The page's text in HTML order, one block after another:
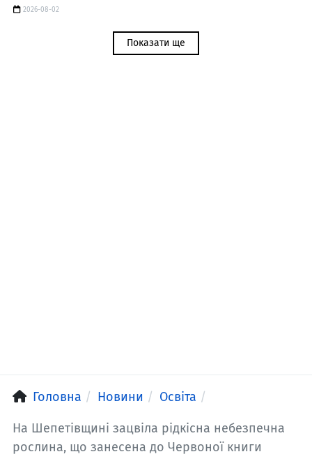
2026-08-02
Показати ще
Головна Новини Освіта
На Шепетівщині зацвіла рідкісна небезпечна
рослина, що занесена до Червоної книги